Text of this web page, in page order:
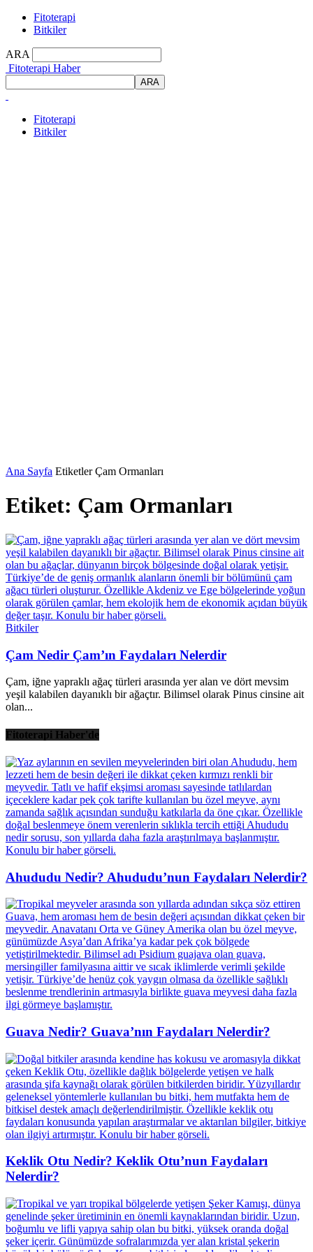
Fitoterapi
Bitkiler
ARA
Fitoterapi Haber
Fitoterapi
Bitkiler
Ana Sayfa Etiketler Çam Ormanları
Etiket: Çam Ormanları
Bitkiler
Çam Nedir Çam’ın Faydaları Nelerdir
Çam, iğne yapraklı ağaç türleri arasında yer alan ve dört mevsim
yeşil kalabilen dayanıklı bir ağaçtır. Bilimsel olarak Pinus cinsine ait
olan...
Fitoterapi Haber'de
Ahududu Nedir? Ahududu’nun Faydaları Nelerdir?
Guava Nedir? Guava’nın Faydaları Nelerdir?
Keklik Otu Nedir? Keklik Otu’nun Faydaları
Nelerdir?